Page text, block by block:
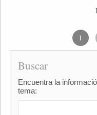
1
Buscar
Encuentra la
tema: